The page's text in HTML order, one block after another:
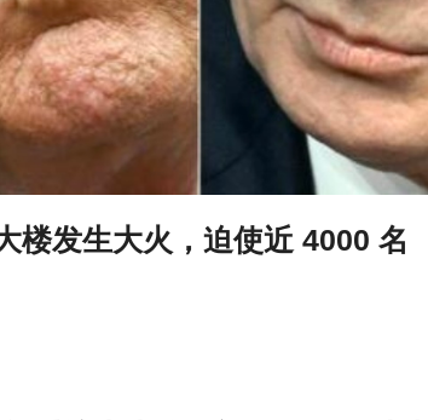
楼发生大火，迫使近 4000 名